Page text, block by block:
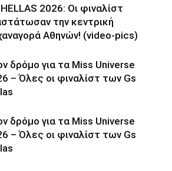
2026: Οι φιναλίστ
την κεντρική
Αθηνών! (video-pics)
δρόμο για τα Miss Universe
– Όλες οι φιναλίστ των Gs
δρόμο για τα Miss Universe
– Όλες οι φιναλίστ των Gs